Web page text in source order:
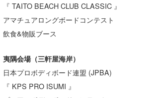
『 TAITO BEACH CLUB CLASSIC 』
アマチュアロングボードコンテスト
飲食&物販ブース
夷隅会場（三軒屋海岸）
日本プロボディボード連盟 (JPBA)
『 KPS PRO ISUMI 』